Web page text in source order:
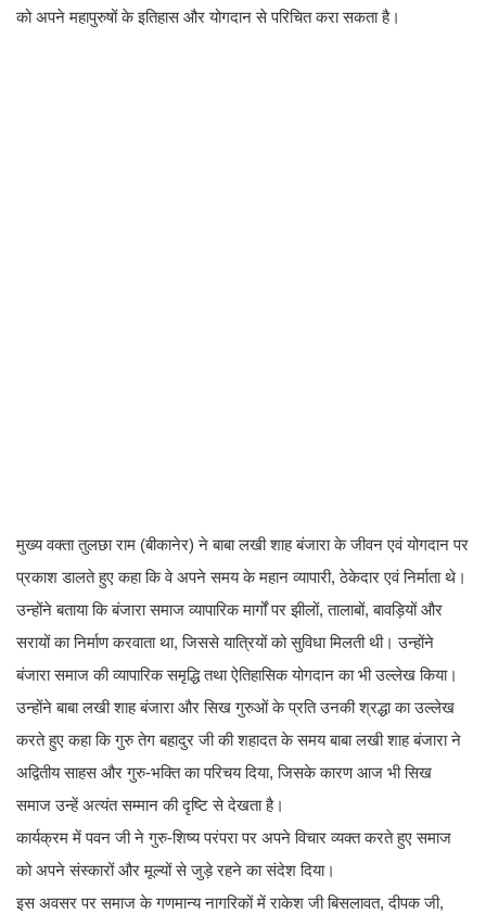
को अपने महापुरुषों के इतिहास और योगदान से परिचित करा सकता है।
मुख्य वक्ता तुलछा राम (बीकानेर) ने बाबा लखी शाह बंजारा के जीवन एवं योगदान पर
प्रकाश डालते हुए कहा कि वे अपने समय के महान व्यापारी, ठेकेदार एवं निर्माता थे।
उन्होंने बताया कि बंजारा समाज व्यापारिक मार्गों पर झीलों, तालाबों, बावड़ियों और
सरायों का निर्माण करवाता था, जिससे यात्रियों को सुविधा मिलती थी। उन्होंने
बंजारा समाज की व्यापारिक समृद्धि तथा ऐतिहासिक योगदान का भी उल्लेख किया।
उन्होंने बाबा लखी शाह बंजारा और सिख गुरुओं के प्रति उनकी श्रद्धा का उल्लेख
करते हुए कहा कि गुरु तेग बहादुर जी की शहादत के समय बाबा लखी शाह बंजारा ने
अद्वितीय साहस और गुरु-भक्ति का परिचय दिया, जिसके कारण आज भी सिख
समाज उन्हें अत्यंत सम्मान की दृष्टि से देखता है।
कार्यक्रम में पवन जी ने गुरु-शिष्य परंपरा पर अपने विचार व्यक्त करते हुए समाज
को अपने संस्कारों और मूल्यों से जुड़े रहने का संदेश दिया।
इस अवसर पर समाज के गणमान्य नागरिकों में राकेश जी बिसलावत, दीपक जी,